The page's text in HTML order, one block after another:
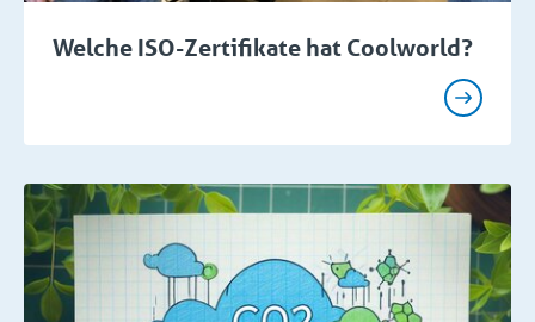
Welche ISO-Zertifikate hat Coolworld?